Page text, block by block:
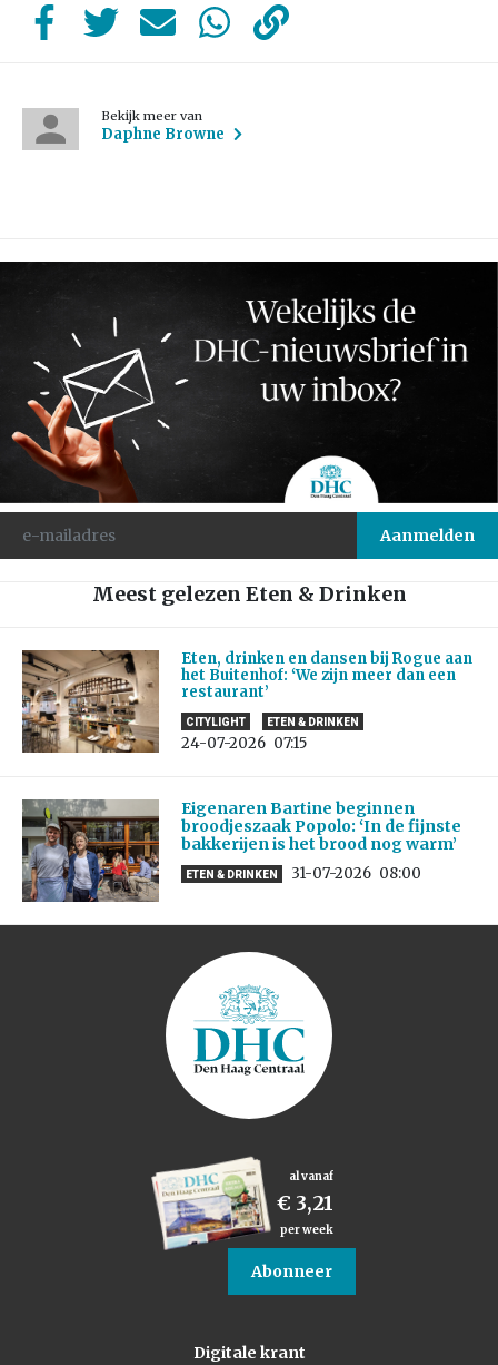
Bekijk meer van
Daphne Browne
Meest gelezen Eten & Drinken
Eten, drinken en dansen bij Rogue aan
het Buitenhof: ‘We zijn meer dan een
restaurant’
CITYLIGHT ETEN & DRINKEN
24-07-2026 07:15
Eigenaren Bartine beginnen
broodjeszaak Popolo: ‘In de fijnste
bakkerijen is het brood nog warm’
ETEN & DRINKEN 31-07-2026 08:00
al vanaf
€ 3,21
per week
Abonneer
Digitale krant